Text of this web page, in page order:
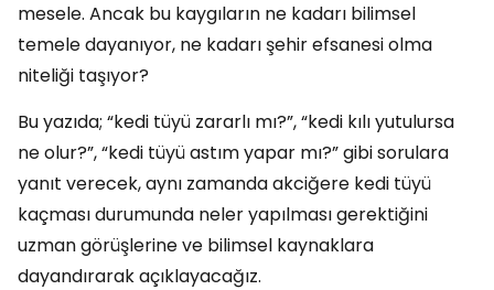
mesele. Ancak bu kaygıların ne kadarı bilimsel
temele dayanıyor, ne kadarı şehir efsanesi olma
niteliği taşıyor?
Bu yazıda; “kedi tüyü zararlı mı?”, “kedi kılı yutulursa
ne olur?”, “kedi tüyü astım yapar mı?” gibi sorulara
yanıt verecek, aynı zamanda akciğere kedi tüyü
kaçması durumunda neler yapılması gerektiğini
uzman görüşlerine ve bilimsel kaynaklara
dayandırarak açıklayacağız.